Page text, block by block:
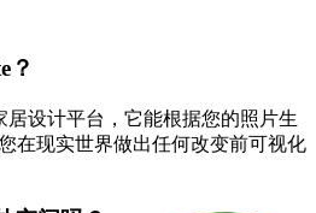
？
居设计平台，它能根据您的照片生
在现实世界做出任何改变前可视化